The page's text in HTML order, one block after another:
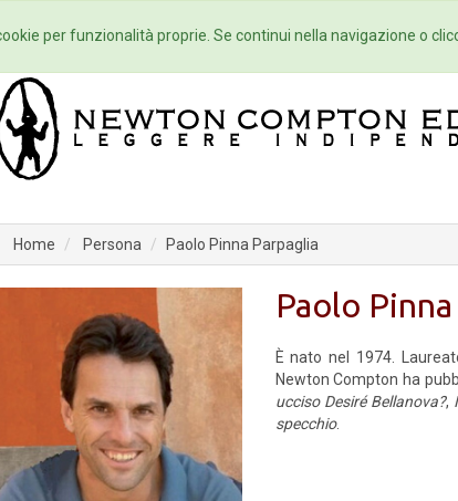
Home Autori Eventi
Home Persona Paolo Pinna Parpaglia
Paolo
È nato nel 1974.
Newton Compton ha
ucciso Desiré Bellanova?,
specchio.
per funzionalità proprie. Se continui nella navigazione o